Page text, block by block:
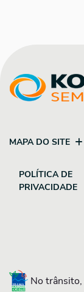
MAPA DO SITE
POLÍTICA DE
PRIVACIDADE
No